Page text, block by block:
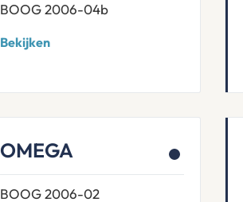
BOOG 2006-04b
Bekijken
OMEGA
BOOG 2006-02